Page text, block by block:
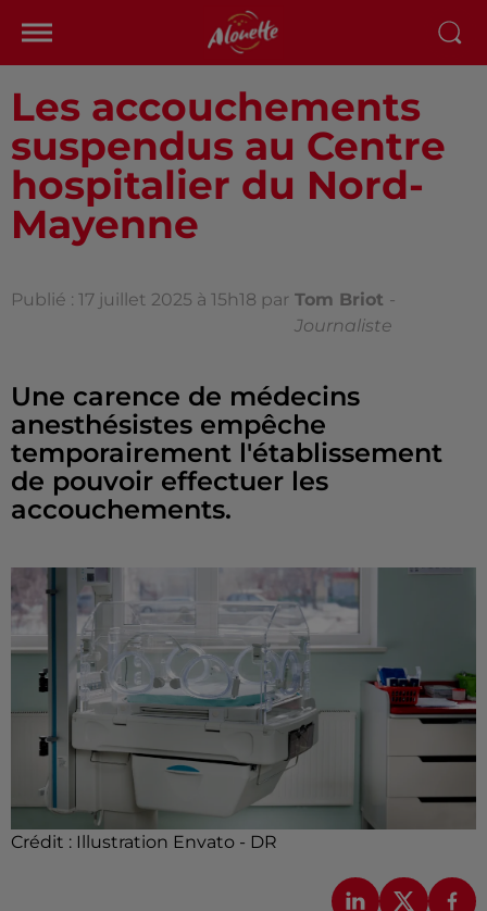
Les accouchements
suspendus au Centre
hospitalier du Nord-
Mayenne
Publié : 17 juillet 2025 à 15h18 par Tom Briot -
Journaliste
Une carence de médecins
anesthésistes empêche
temporairement l'établissement
de pouvoir effectuer les
accouchements.
Crédit : Illustration Envato - DR